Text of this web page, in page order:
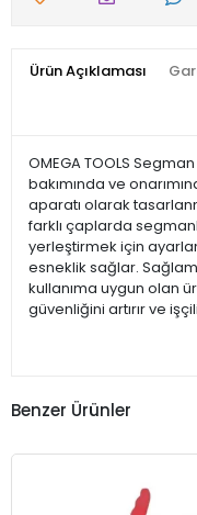
Ürün Açıklaması
OMEGA TOOLS
bakımında ve
aparatı olarak
farklı çaplarda
yerleştirmek için
esneklik sağlar.
kullanıma uygun olan
güvenliğini artırır ve
Benzer Ürünler